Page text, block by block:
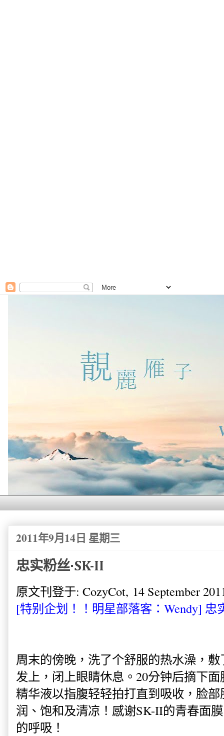
2011年9月14日 星期三
忠实粉丝·SK-II
原文刊登于: CozyCot, 14 September
[特别企划！！明星部落客：Wendy] 忠
周末的傍晚，洗了个舒服的热水澡，
发上，闭上眼睛休息。20分钟后摘下
精华液以指腹轻轻拍打直到吸收，脸
润、饱和及清凉！感谢SK-II的青春面
的呼吸！